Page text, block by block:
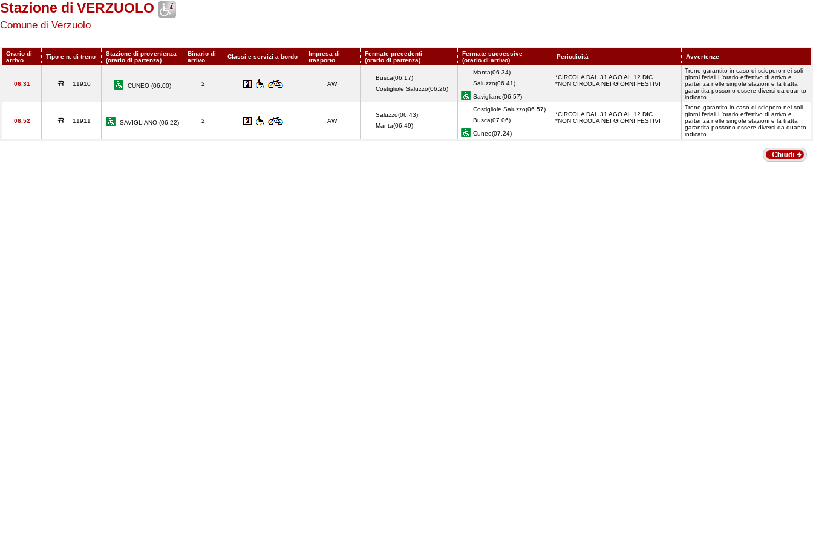
Stazione di VERZUOLO
Comune di Verzuolo
Orario di
arrivo
Tipo e n. di treno
Stazione di provenienza
(orario di partenza)
Binario di
arrivo
Classi e servizi a bordo
Impresa di
trasporto
Fermate precedenti
(orario di partenza)
Fermate successive
(orario di arrivo)
Periodicità Avvertenze
06.31 11910 CUNEO (06.00) 2 AW
Busca(06.17)
Costigliole Saluzzo(06.26)
Manta(06.34)
Saluzzo(06.41)
Savigliano(06.57)
*CIRCOLA DAL 31 AGO AL 12 DIC
*NON CIRCOLA NEI GIORNI FESTIVI
Treno garantito in caso di sciopero nei soli
giorni feriali.L'orario effettivo di arrivo e
partenza nelle singole stazioni e la tratta
garantita possono essere diversi da quanto
indicato.
06.52 11911 SAVIGLIANO (06.22) 2 AW
Saluzzo(06.43)
Manta(06.49)
Costigliole Saluzzo(06.57)
Busca(07.06)
Cuneo(07.24)
*CIRCOLA DAL 31 AGO AL 12 DIC
*NON CIRCOLA NEI GIORNI FESTIVI
Treno garantito in caso di sciopero nei soli
giorni feriali.L'orario effettivo di arrivo e
partenza nelle singole stazioni e la tratta
garantita possono essere diversi da quanto
indicato.